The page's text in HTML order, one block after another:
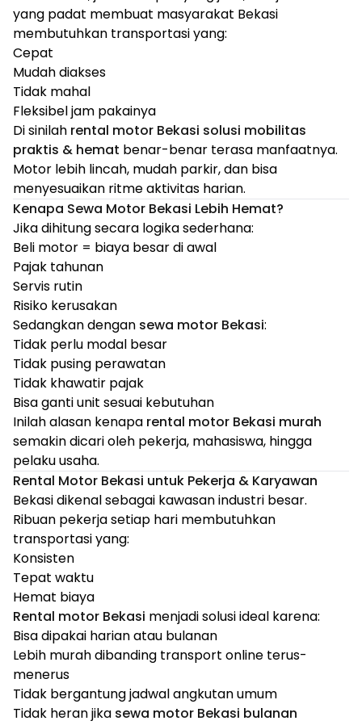
yang padat membuat masyarakat Bekasi
membutuhkan transportasi yang:
Cepat
Mudah diakses
Tidak mahal
Fleksibel jam pakainya
Di sinilah rental motor Bekasi solusi mobilitas
praktis & hemat benar-benar terasa manfaatnya.
Motor lebih lincah, mudah parkir, dan bisa
menyesuaikan ritme aktivitas harian.
Kenapa Sewa Motor Bekasi Lebih Hemat?
Jika dihitung secara logika sederhana:
Beli motor = biaya besar di awal
Pajak tahunan
Servis rutin
Risiko kerusakan
Sedangkan dengan sewa motor Bekasi:
Tidak perlu modal besar
Tidak pusing perawatan
Tidak khawatir pajak
Bisa ganti unit sesuai kebutuhan
Inilah alasan kenapa rental motor Bekasi murah
semakin dicari oleh pekerja, mahasiswa, hingga
pelaku usaha.
Rental Motor Bekasi untuk Pekerja & Karyawan
Bekasi dikenal sebagai kawasan industri besar.
Ribuan pekerja setiap hari membutuhkan
transportasi yang:
Konsisten
Tepat waktu
Hemat biaya
Rental motor Bekasi menjadi solusi ideal karena:
Bisa dipakai harian atau bulanan
Lebih murah dibanding transport online terus-
menerus
Tidak bergantung jadwal angkutan umum
Tidak heran jika sewa motor Bekasi bulanan